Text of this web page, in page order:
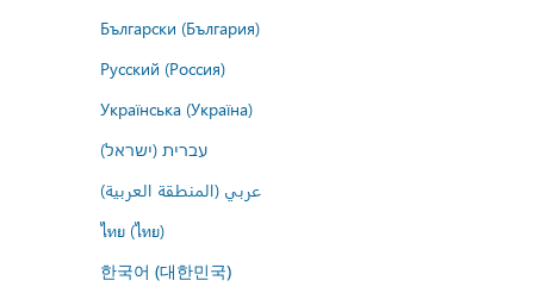
Български (България)
Русский (Россия)
Українська (Україна)
עברית (ישראל)
عربي (المنطقة العربية)
ไทย (ไทย)
한국어 (대한민국)